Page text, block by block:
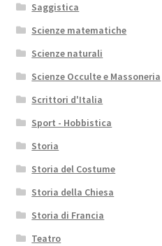
Saggistica
Scienze matematiche
Scienze naturali
Scienze Occulte e Massoneria
Scrittori d'Italia
Sport - Hobbistica
Storia
Storia del Costume
Storia della Chiesa
Storia di Francia
Teatro